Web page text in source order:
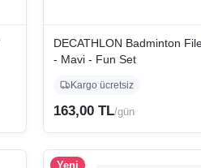
DECATHLON Badminton
- Mavi - Fun Set
Kargo ücretsiz
163,00 TL/gün
Yeni